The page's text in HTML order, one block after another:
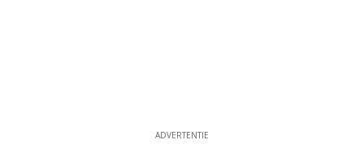
ADVERTENTIE